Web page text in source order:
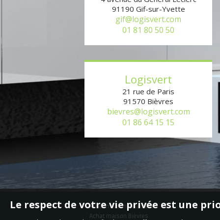
91190 Gif-sur-Yvette
gif@logisvert.com
01 81 80 50 50
Logisvert
21 rue de Paris
91570 Bièvres
bievres@logisvert.com
01 86 64 15 15
Achat maison Palaiseau
Achat maison Bièvres
Le respect de votre vie privée est une